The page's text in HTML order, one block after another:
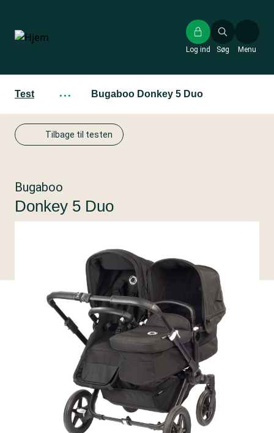
hovedindhold
Søg
Log ind Menu
Test ··· Bugaboo Donkey 5 Duo
Tilbage til testen
Bugaboo
Donkey 5 Duo